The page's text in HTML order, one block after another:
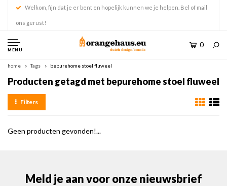
Welkom, fijn dat je er bent en hopelijk kunnen we je helpen. Bel of mail
ons gerust!
MENU
0
home Tags bepurehome stoel fluweel
Producten getagd met bepurehome stoel fluweel
Filters
Geen producten gevonden!...
Meld je aan voor onze nieuwsbrief